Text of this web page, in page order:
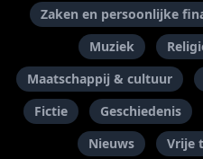
Zaken en persoonlijke
Muziek
Maatschappij & cultuur
Fictie
Geschiedenis
Nieuws
Vrije